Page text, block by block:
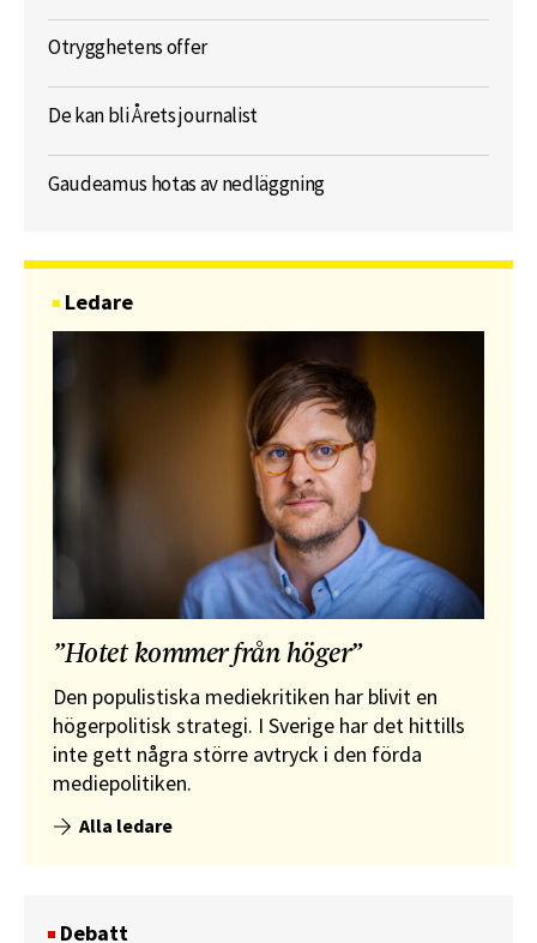
Otrygghetens offer
De kan bli Årets journalist
Gaudeamus hotas av nedläggning
Ledare
”Hotet kommer från höger”
Den populistiska mediekritiken har blivit en
högerpolitisk strategi. I Sverige har det hittills
inte gett några större avtryck i den förda
mediepolitiken.
Alla ledare
Debatt